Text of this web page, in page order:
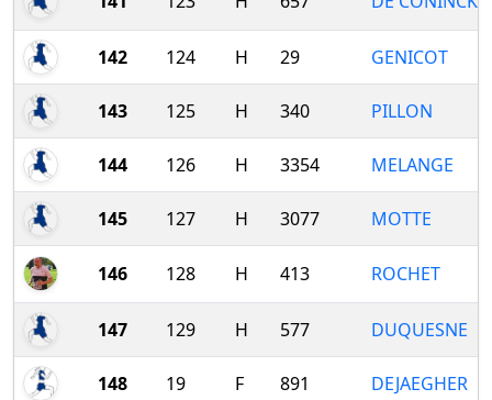
142 124 H 29 GENICOT
143 125 H 340 PILLON
144 126 H 3354 MELANGE
145 127 H 3077 MOTTE
146 128 H 413 ROCHET
147 129 H 577 DUQUESNE
148 19 F 891 DEJAEGHER